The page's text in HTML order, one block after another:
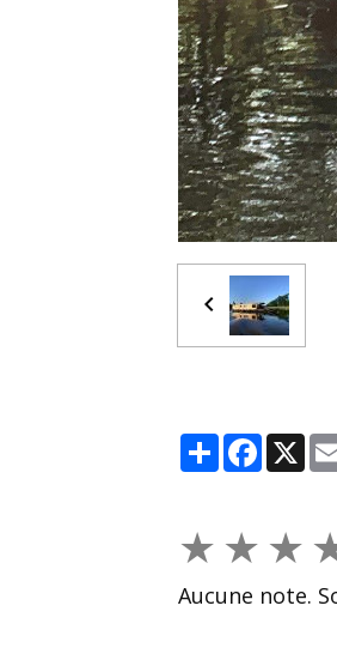
PartagerX
★ ★ ★
Aucune note.